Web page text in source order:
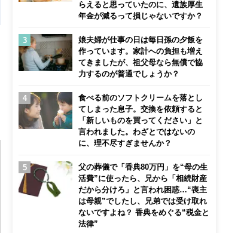
らえると思っていたのに、遺族厚生
年金が減るって損じゃないですか？
娘夫婦が仕事の日は毎日孫の夕飯を
作っています。家計への負担も増え
てきましたが、祖父母なら無償で協
力するのが普通でしょうか？
食べる前のソフトクリームを落とし
てしまった息子。交換を依頼すると
「新しいものを買ってください」と
言われました。わざとではないの
に、理不尽すぎませんか？
父の葬儀で「香典80万円」を“母の生
活費”に使ったら、兄から「相続財産
だから分けろ」と言われ困惑…“喪主
は母親”でしたし、兄弟では受け取れ
ないですよね？ 香典をめぐる“税金と
法律”